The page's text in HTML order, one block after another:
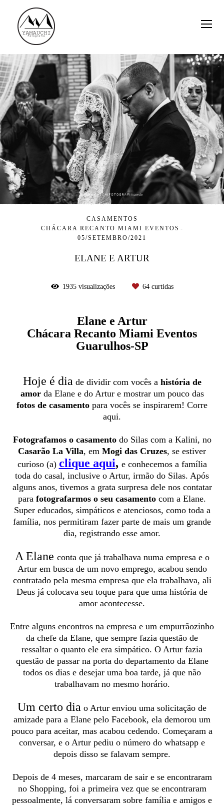
CASAMENTOS
CHÁCARA RECANTO MIAMI EVENTOS
05/SETEMBRO/2021
ELANE E ARTUR
1935visualizações 64curtidas
Elane e Artur
Chácara Recanto Miami Eventos
Guarulhos-SP
Hoje é diade dividir com vocês a história de
amor da Elane e do Artur e mostrar um pouco das
fotos de casamento para vocês se inspirarem! Corre
aqui.
Fotografamos o casamentodo Silas com a Kalini, no
Casarão La Villa, em Mogi das Cruzes, se estiver
curioso (a) clique aqui, e conhecemos a família
toda do casal, inclusive o Artur, irmão do Silas. Após
alguns anos, tivemos a grata surpresa dele nos contatar
para fotografarmos o seu casamento com a Elane.
Super educados, simpáticos e atenciosos, como toda a
família, nos permitiram fazer parte de mais um grande
dia, registrando esse amor.
A Elane conta que já trabalhava numa empresa e o
Artur em busca de um novo emprego, acabou sendo
contratado pela mesma empresa que ela trabalhava, ali
Deus já colocava seu toque para que uma história de
amor acontecesse.
Entre alguns encontros na empresa e um empurrãozinho
da chefe da Elane, que sempre fazia questão de
ressaltar o quanto ele era simpático. O Artur fazia
questão de passar na porta do departamento da Elane
todos os dias e desejar uma boa tarde, já que não
trabalhavam no mesmo horário.
Um certo dia o Artur enviou uma solicitação de
amizade para a Elane pelo Facebook, ela demorou um
pouco para aceitar, mas acabou cedendo. Começaram a
conversar, e o Artur pediu o número do whatsapp e
depois disso se falavam sempre.
Depois de 4 meses, marcaram de sair e se encontraram
no Shopping, foi a primeira vez que se encontraram
pessoalmente, lá conversaram sobre família e amigos e